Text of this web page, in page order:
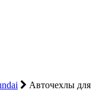
Авточехлы для